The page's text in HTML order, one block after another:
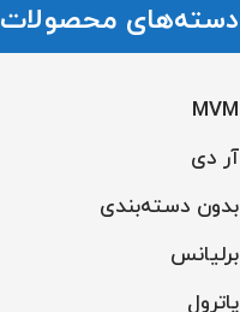
دسته‌های محصولات
MVM
آر دی
بدون دسته‌بندی
برلیانس
پاترول